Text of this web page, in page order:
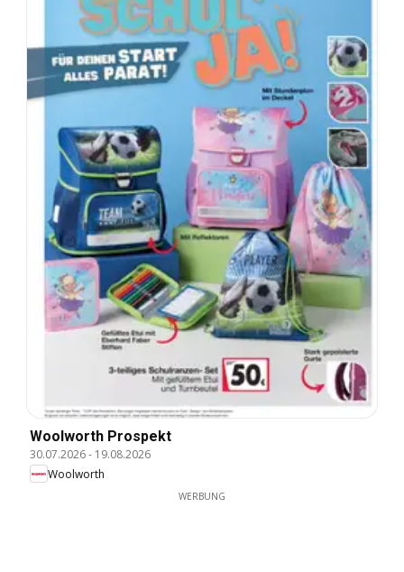
Woolworth Prospekt
30.07.2026- 19.08.2026
Woolworth
WERBUNG